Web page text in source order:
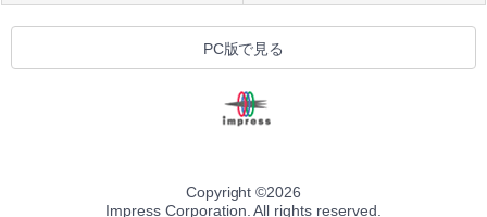
PC版で見る
Copyright ©2026
Impress Corporation. All rights reserved.